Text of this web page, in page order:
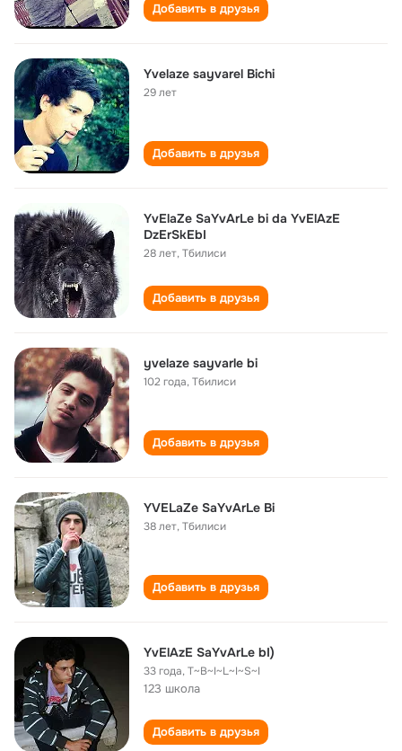
Добавить в друзья
Yvelaze sayvarel Bichi
29 лет
Добавить в друзья
YvElaZe SaYvArLe bi da YvElAzE
DzErSkEbI
28 лет,Тбилиси
Добавить в друзья
yvelaze sayvarle bi
102 года,Тбилиси
Добавить в друзья
YVELaZe SaYvArLe Bi
38 лет,Тбилиси
Добавить в друзья
YvElAzE SaYvArLe bI)
33 года,T~B~I~L~I~S~I
123 школа
Добавить в друзья